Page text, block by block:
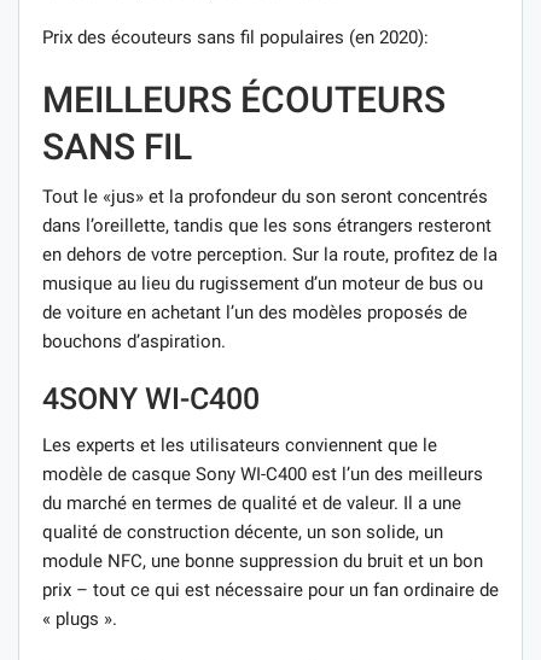
Prix ​​des écouteurs sans fil populaires (en 2020):
MEILLEURS ÉCOUTEURS
SANS FIL
Tout le «jus» et la profondeur du son seront concentrés
dans l’oreillette, tandis que les sons étrangers resteront
en dehors de votre perception. Sur la route, profitez de la
musique au lieu du rugissement d’un moteur de bus ou
de voiture en achetant l’un des modèles proposés de
bouchons d’aspiration.
4SONY WI-C400
Les experts et les utilisateurs conviennent que le
modèle de casque Sony WI-C400 est l’un des meilleurs
du marché en termes de qualité et de valeur. Il a une
qualité de construction décente, un son solide, un
module NFC, une bonne suppression du bruit et un bon
prix – tout ce qui est nécessaire pour un fan ordinaire de
« plugs ».